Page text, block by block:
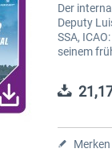
Der
Deputy
SSA,
seinem
Merken